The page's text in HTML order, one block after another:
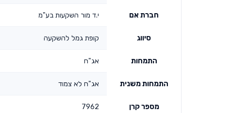
חברת אם י.ד מור השקעות בע"מ
סיווג קופת גמל להשקעה
התמחות אג"ח
התמחות משנית אג"ח לא צמוד
מספר קרן 7962